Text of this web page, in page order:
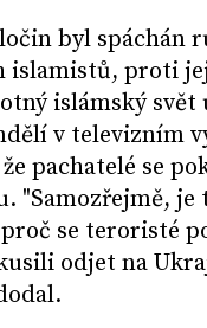
byl spáchán
islamistů, proti
islámský svět
v televizním
pachatelé se
"Samozřejmě, je
se teroristé
odjet na